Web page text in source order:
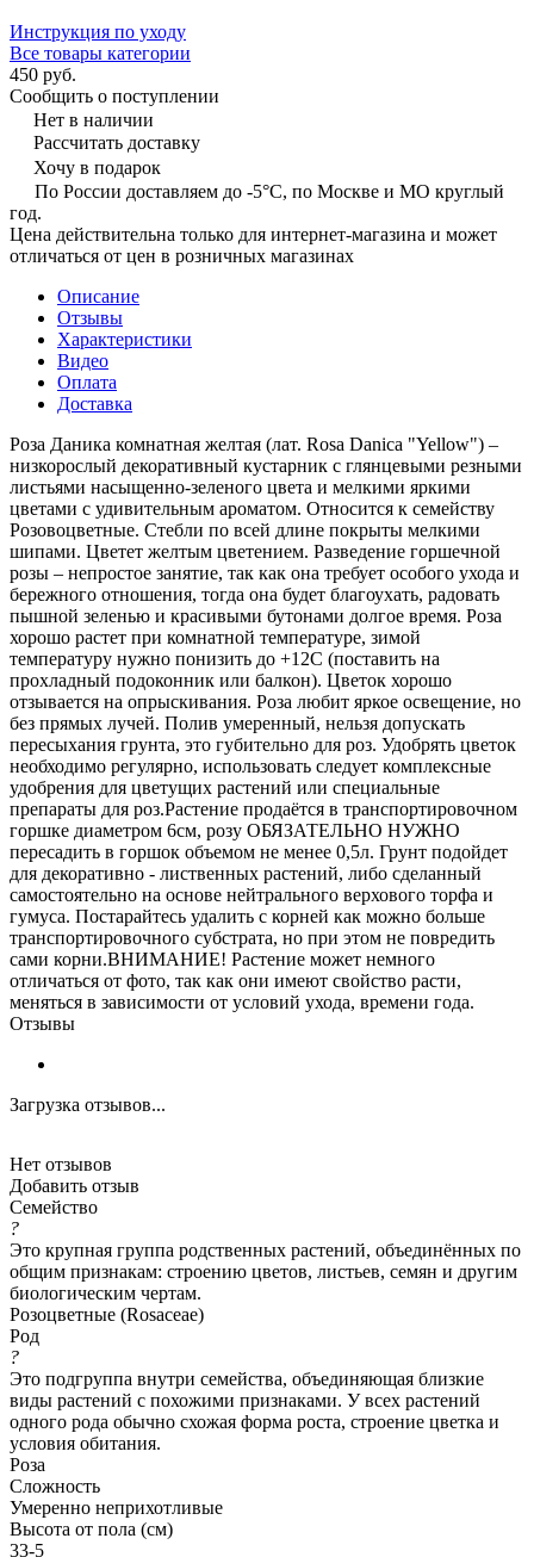
Инструкция по уходу
Все товары категории
450 руб.
Сообщить о поступлении
Нет в наличии
Рассчитать доставку
Хочу в подарок
По России доставляем до -5°C, по Москве и МО круглый
год.
Цена действительна только для интернет-магазина и может
отличаться от цен в розничных магазинах
Описание
Отзывы
Характеристики
Видео
Оплата
Доставка
Роза Даника комнатная желтая (лат. Rosa Danica "Yellow") –
низкорослый декоративный кустарник с глянцевыми резными
листьями насыщенно-зеленого цвета и мелкими яркими
цветами с удивительным ароматом. Относится к семейству
Розовоцветные. Стебли по всей длине покрыты мелкими
шипами. Цветет желтым цветением. Разведение горшечной
розы – непростое занятие, так как она требует особого ухода и
бережного отношения, тогда она будет благоухать, радовать
пышной зеленью и красивыми бутонами долгое время. Роза
хорошо растет при комнатной температуре, зимой
температуру нужно понизить до +12С (поставить на
прохладный подоконник или балкон). Цветок хорошо
отзывается на опрыскивания. Роза любит яркое освещение, но
без прямых лучей. Полив умеренный, нельзя допускать
пересыхания грунта, это губительно для роз. Удобрять цветок
необходимо регулярно, использовать следует комплексные
удобрения для цветущих растений или специальные
препараты для роз.Растение продаётся в транспортировочном
горшке диаметром 6см, розу ОБЯЗАТЕЛЬНО НУЖНО
пересадить в горшок объемом не менее 0,5л. Грунт подойдет
для декоративно - лиственных растений, либо сделанный
самостоятельно на основе нейтрального верхового торфа и
гумуса. Постарайтесь удалить с корней как можно больше
транспортировочного субстрата, но при этом не повредить
сами корни.ВНИМАНИЕ! Растение может немного
отличаться от фото, так как они имеют свойство расти,
меняться в зависимости от условий ухода, времени года.
Отзывы
Загрузка отзывов...
Нет отзывов
Добавить отзыв
Семейство
?
Это крупная группа родственных растений, объединённых по
общим признакам: строению цветов, листьев, семян и другим
биологическим чертам.
Розоцветные (Rosaceae)
Род
?
Это подгруппа внутри семейства, объединяющая близкие
виды растений с похожими признаками. У всех растений
одного рода обычно схожая форма роста, строение цветка и
условия обитания.
Роза
Сложность
Умеренно неприхотливые
Высота от пола (см)
33-5